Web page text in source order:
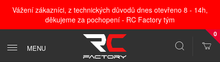
Vážení zákazníci, z technických důvodů dnes otevřeno 8 - 14h,
děkujeme za pochopení - RC Factory tým
MENU
0